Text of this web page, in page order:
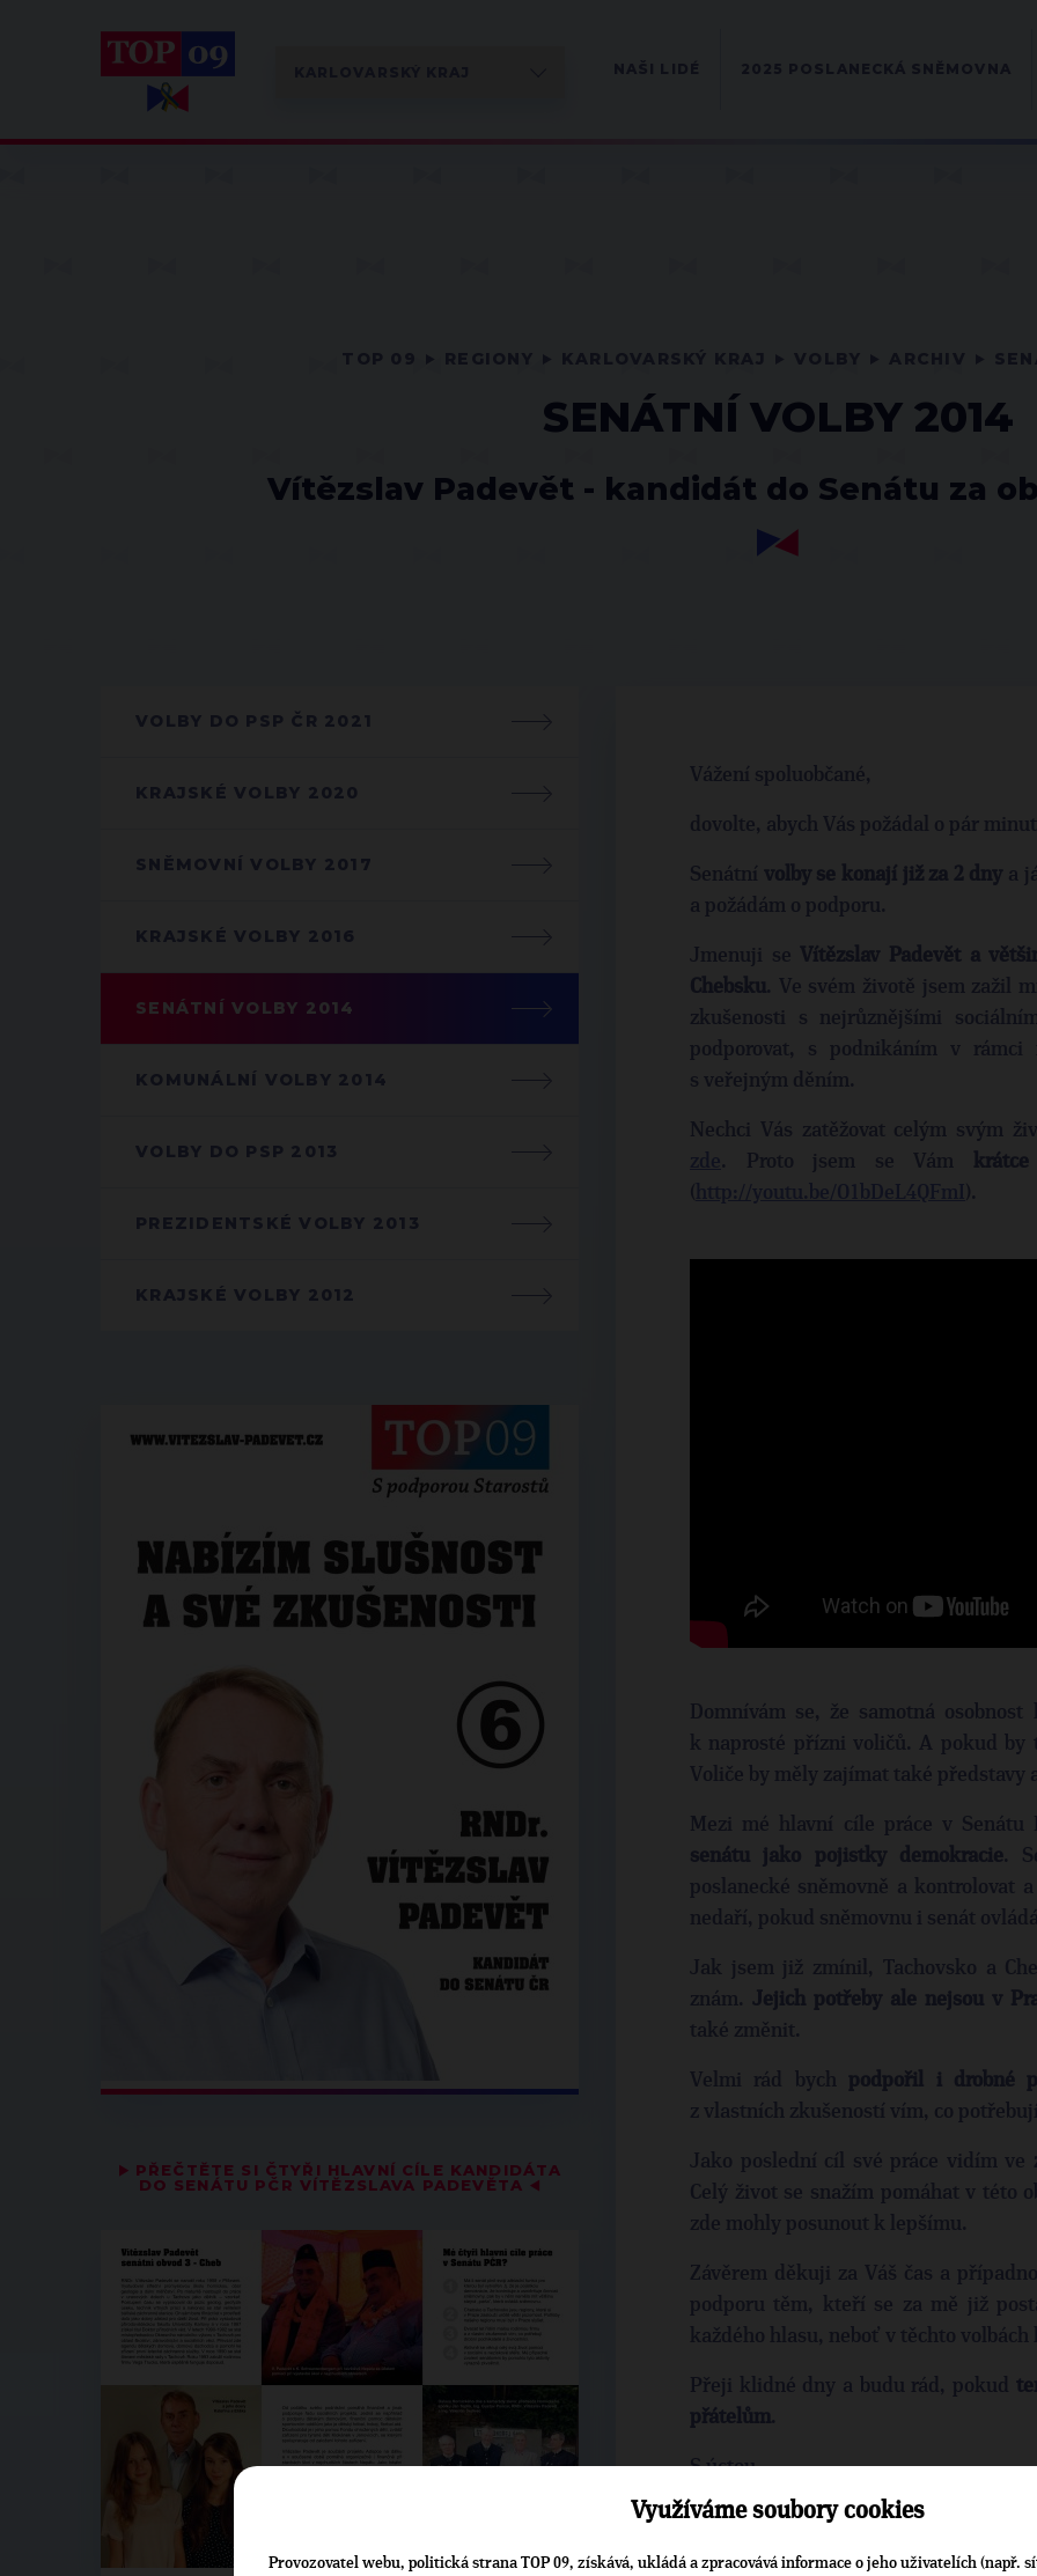
SENÁTNÍ VOLBY 2014
Vítězslav Padevět - kandidát do Senátu za
VOLBY DO PSP ČR 2021
KRAJSKÉ VOLBY 2020
SNĚMOVNÍ VOLBY 2017
KRAJSKÉ VOLBY 2016
SENÁTNÍ VOLBY 2014
KOMUNÁLNÍ VOLBY 2014
VOLBY DO PSP 2013
PREZIDENTSKÉ VOLBY 2013
KRAJSKÉ VOLBY 2012
▶ PŘEČTĚTE SI ČTYŘI HLAVNÍ CÍLE KANDIDÁTA
DO SENÁTU PČR VÍTĚZSLAVA PADEVĚTA ◀
Vážení spoluobčané,
dovolte, abych Vás požádal o pár
Senátní volby se konají již za 2 dny a
a požádám o podporu.
Jmenuji se Vítězslav Padevět a
Chebsku. Ve svém životě jsem zažil
zkušenosti s nejrůznějšími
podporovat, s podnikáním v
s veřejným děním.
Nechci Vás zatěžovat celým svým
. Proto jsem se Vám krátce
(
).
Domnívám se, že samotná
k naprosté přízni voličů. A pokud
Voliče by měly zajímat také představy
Mezi mé hlavní cíle práce v Senátu
senátu jako pojistky demokracie.
poslanecké sněmovně a kontrolovat
nedaří, pokud sněmovnu i senát
Jak jsem již zmínil, Tachovsko a
znám. Jejich potřeby ale nejsou v
také změnit.
Velmi rád bych podpořil i drobné
z vlastních zkušeností vím, co
Jako poslední cíl své práce vidím ve
Celý život se snažím pomáhat v této
zde mohly posunout k lepšímu.
Závěrem děkuji za Váš čas a
podporu těm, kteří se za mě již
každého hlasu, neboť v těchto
Přeji klidné dny a budu rád, pokud
přátelům.
S úctou
kandidát
Využíváme soubory cookies
Provozovatel webu, politická strana TOP 09, získává, ukládá a zpracovává informace o jeho uživatelích (např.